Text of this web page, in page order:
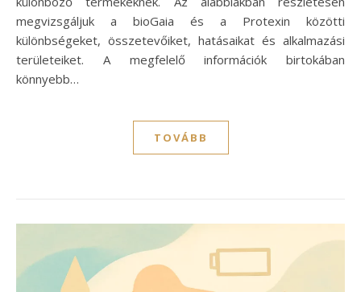
megvizsgáljuk a bioGaia és a Protexin közötti
különbségeket, összetevőiket, hatásaikat és alkalmazási
területeiket. A megfelelő információk birtokában
könnyebb…
TOVÁBB